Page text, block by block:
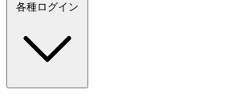
各種ログイン